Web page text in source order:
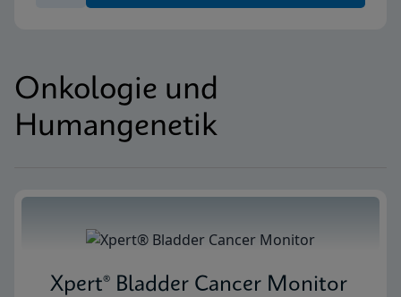
Onkologie und
Humangenetik
Xpert® Bladder Cancer Monitor